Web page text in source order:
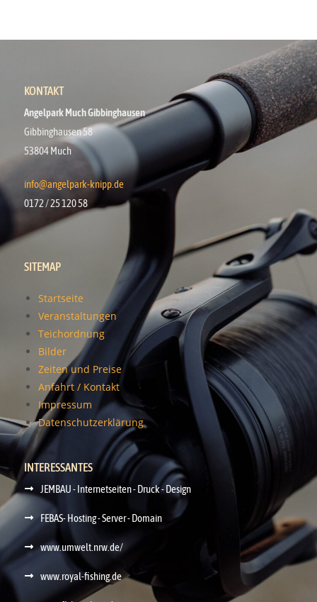
KONTAKT
Angelpark Much Gibbinghausen
Gibbinghausen 58
53804 Much
info@angelpark-knipp.de
0172 / 25 120 58
SITEMAP
Startseite
Veranstaltungen
Teichordnung
Bilder
Zeiten und Preise
Anfahrt / Kontakt
Impressum
Datenschutzerklärung
INTERESSANTES
JEMBAU - Internetseiten - Druck - Design
FEBAS- Hosting - Server - Domain
www.umwelt.nrw.de/
www.royal-fishing.de